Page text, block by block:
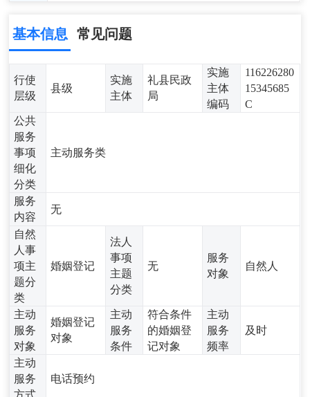
基本信息 常见问题
行使
层级
县级
实施
主体
礼县民政
局
实施
主体
编码
116226280
15345685
C
公共
服务
事项
细化
分类
主动服务类
服务
内容
无
自然
人事
项主
题分
类
婚姻登记
法人
事项
主题
分类
无
服务
对象
自然人
主动
服务
对象
婚姻登记
对象
主动
服务
条件
符合条件
的婚姻登
记对象
主动
服务
频率
及时
主动
服务
电话预约